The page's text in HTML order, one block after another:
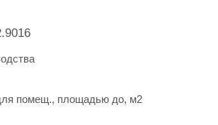
помещ., площадью до, м2